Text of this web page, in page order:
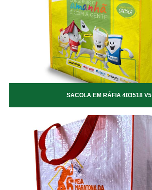
SACOLA EM RÁFIA 403518 V18
SACOLA EM RÁFIA 403518 V19
SACOLA EM RÁFIA 403518 V2
SACOLA EM RÁFIA 403518 V21
SACOLA EM RÁFIA 403518 V22
SACOLA EM RÁFIA 403518 V23
SACOLA EM RÁFIA 403518 V24
SACOLA EM RÁFIA 473524 Natal
SACOLA EM RÁFIA SILK
SACOLA EM RÁFIA 353015
SACOLA EM RÁFIA 353015 V34
SACOLA EM RÁFIA 403518 V28
SACOLA EM RÁFIA 403518 V29
SACOLA EM RÁFIA 403518 V5